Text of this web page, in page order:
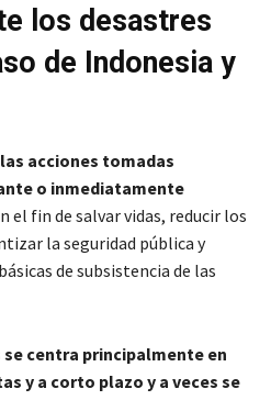
los desastres
de Indonesia y
acciones tomadas
o inmediatamente
el fin de salvar vidas, reducir los
la seguridad pública y
de subsistencia de las
centra principalmente en
y a corto plazo y a veces se